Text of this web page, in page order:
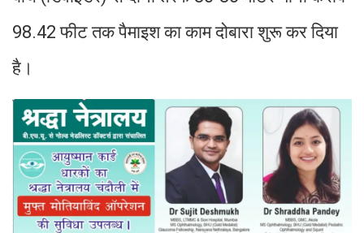
98.42 फीट तक पैमाइश का काम दोबारा शुरू कर दिया
है।